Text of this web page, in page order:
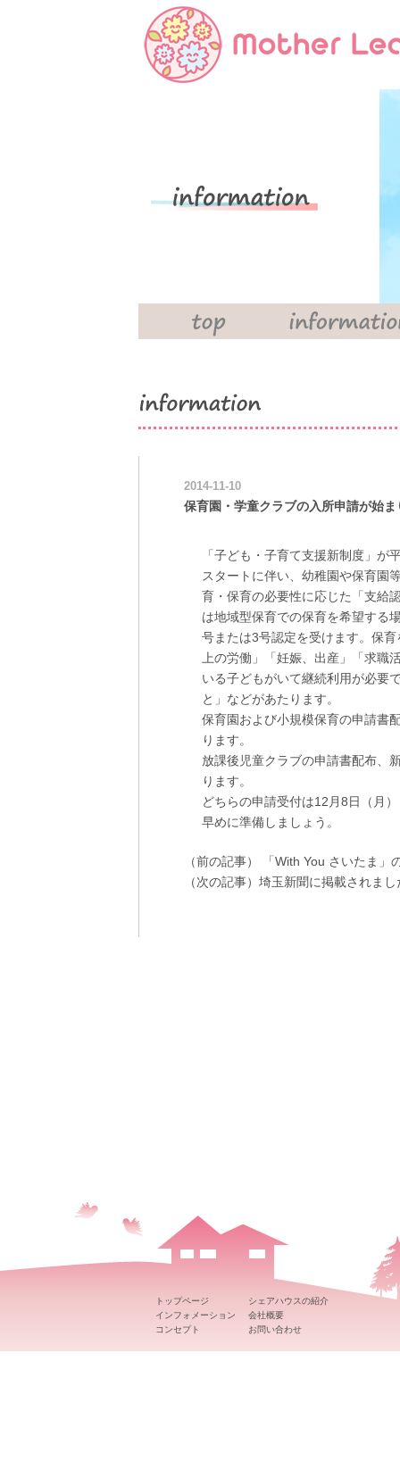
2014-11-10
保育園・学童クラブの入所申請が始ま
「子ども・子育て支援新制度」が
スタートに伴い、幼稚園や保育園
育・保育の必要性に応じた「支給
は地域型保育での保育を希望する
号または3号認定を受けます。保
上の労働」「妊娠、出産」「求職
いる子どもがいて継続利用が必要
と」などがあたります。
保育園および小規模保育の申請書
ります。
放課後児童クラブの申請書配布、
ります。
どちらの申請受付は12月8日（月
早めに準備しましょう。
（前の記事）
「With You さいたま」
（次の記事） 埼玉新聞に掲載されまし
トップページ
インフォメーション
コンセプト
シェアハウスの紹介
会社概要
お問い合わせ